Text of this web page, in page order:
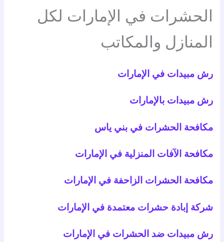
الحشرات في الإمارات لكل
المنازل والمكاتب
رش مبيدات في الإمارات
رش مبيدات بالإمارات
مكافحة الحشرات في بني ياس
مكافحة الآفات المنزلية في الإمارات
مكافحة الحشرات الزاحفة في الإمارات
شركة إبادة حشرات معتمدة في الإمارات
رش مبيدات ضد الحشرات في الإمارات